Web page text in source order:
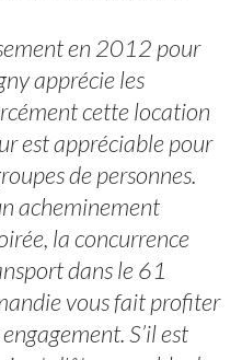
en 2012 pour
apprécie les
cette location
est appréciable pour
de personnes.
acheminement
la concurrence
dans le 61
vous fait profiter
S’il est